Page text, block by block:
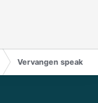
Vervangen